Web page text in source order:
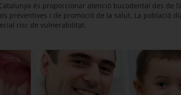
és proporcionar atenció bucodental des de
preventives i de promoció de la salut. La població
risc de vulnerabilitat.